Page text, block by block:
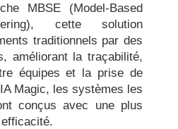
MBSE (Model-Based
cette solution
traditionnels par des
améliorant la traçabilité,
équipes et la prise de
Magic, les systèmes les
conçus avec une plus